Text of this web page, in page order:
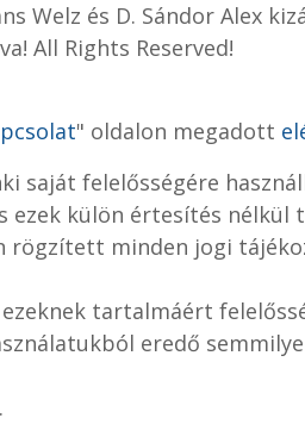
Welz és D. Sándor Alex
All Rights Reserved!
" oldalon megadott
saját felelősségére
külön értesítés nélkül
minden jogi
tartalmáért
eredő